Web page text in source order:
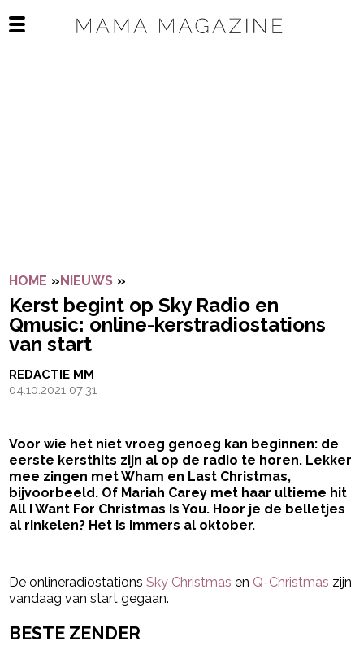
Open het mobiele menu
HOME »NIEUWS »
Kerst begint op Sky Radio en
Qmusic: online-kerstradiostations
van start
REDACTIE MM
04.10.2021 07:31
Voor wie het niet vroeg genoeg kan beginnen: de
eerste kersthits zijn al op de radio te horen. Lekker
mee zingen met Wham en Last Christmas,
bijvoorbeeld. Of Mariah Carey met haar ultieme hit
All I Want For Christmas Is You. Hoor je de belletjes
al rinkelen? Het is immers al oktober.
De onlineradiostationsSky Christmas en Q-Christmas zijn
vandaag van start gegaan.
BESTE ZENDER